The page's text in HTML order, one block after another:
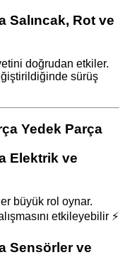
Salıncak, Rot ve
doğrudan etkiler.
sürüş
Elektrik ve
büyük rol oynar.
etkileyebilir ⚡
Sensörler ve